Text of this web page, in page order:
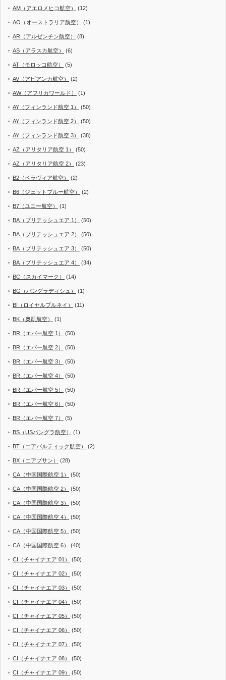
AM（アエロメヒコ航空） (12)
AO（オーストラリア航空） (1)
AR（アルゼンチン航空） (8)
AS（アラスカ航空） (6)
AT（モロッコ航空） (5)
AV（アビアンカ航空） (2)
AW（アフリカワールド） (1)
AY（フィンランド航空 1） (50)
AY（フィンランド航空 2） (50)
AY（フィンランド航空 3） (38)
AZ（アリタリア航空 1） (50)
AZ（アリタリア航空 2） (23)
B2（ベラヴィア航空） (2)
B6（ジェットブルー航空） (2)
B7（ユニー航空） (1)
BA（ブリテッシュエア 1） (50)
BA（ブリテッシュエア 2） (50)
BA（ブリテッシュエア 3） (50)
BA（ブリテッシュエア 4） (34)
BC（スカイマーク） (14)
BG（バングラディシュ） (1)
BI（ロイヤルブルネイ） (11)
BK（奥凱航空） (1)
BR（エバー航空 1） (50)
BR（エバー航空 2） (50)
BR（エバー航空 3） (50)
BR（エバー航空 4） (50)
BR（エバー航空 5） (50)
BR（エバー航空 6） (50)
BR（エバー航空 7） (5)
BS（USバングラ航空） (1)
BT（エアバルティック航空） (2)
BX（エアプサン） (28)
CA（中国国際航空 1） (50)
CA（中国国際航空 2） (50)
CA（中国国際航空 3） (50)
CA（中国国際航空 4） (50)
CA（中国国際航空 5） (50)
CA（中国国際航空 6） (40)
CI（チャイナエア 01） (50)
CI（チャイナエア 02） (50)
CI（チャイナエア 03） (50)
CI（チャイナエア 04） (50)
CI（チャイナエア 05） (50)
CI（チャイナエア 06） (50)
CI（チャイナエア 07） (50)
CI（チャイナエア 08） (50)
CI（チャイナエア 09） (50)